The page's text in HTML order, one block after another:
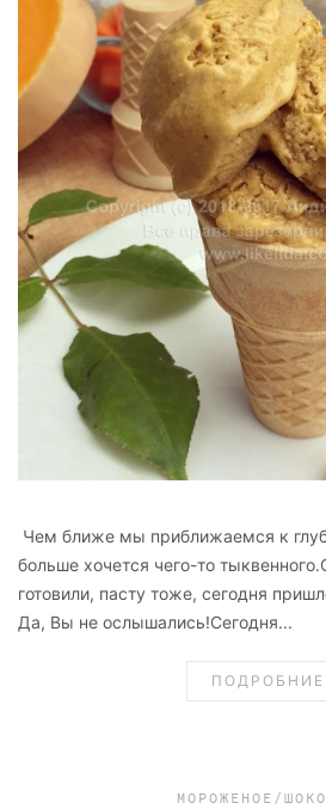
Чем ближе мы приближаемся к
больше хочется чего-то
готовили, пасту тоже, сегодня
Да, Вы не ослышались!Сегодня...
ПОДРОБНИЕ
МОРОЖЕНОЕ/